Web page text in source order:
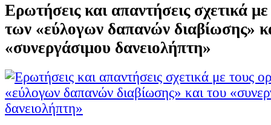
Ερωτήσεις και απαντήσεις σχετικά
των «εύλογων δαπανών διαβίωσης»
«συνεργάσιμου δανειολήπτη»